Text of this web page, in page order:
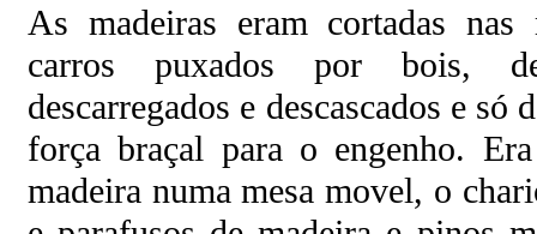
As madeiras eram cortadas nas
carros puxados por bois,
descarregados e descascados e só
força braçal para o engenho.
madeira numa mesa movel, o